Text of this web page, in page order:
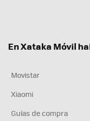
En Xataka Móvil
Movistar
Xiaomi
Guías de compra